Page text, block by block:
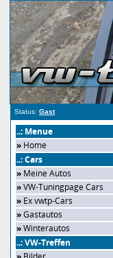
Status: Gast
..: Menue
» Home
..: Cars
» Meine Autos
»VW-Tuningpage Cars
» Ex vwtp-Cars
»Gastautos
»Winterautos
..: VW-Treffen